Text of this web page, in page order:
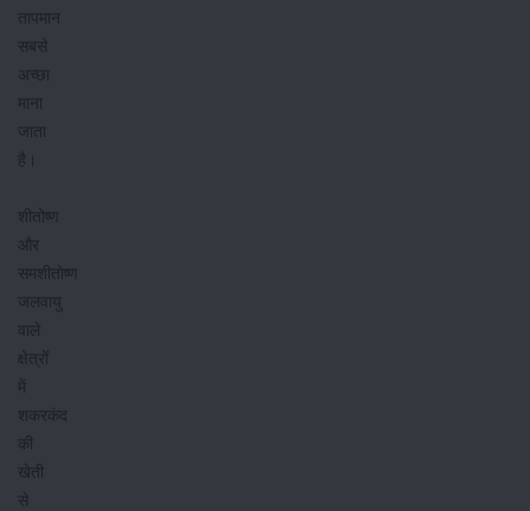
तापमान
सबसे
अच्छा
माना
जाता
है।
शीतोष्ण
और
समशीतोष्ण
जलवायु
वाले
क्षेत्रों
में
शकरकंद
की
खेती
से